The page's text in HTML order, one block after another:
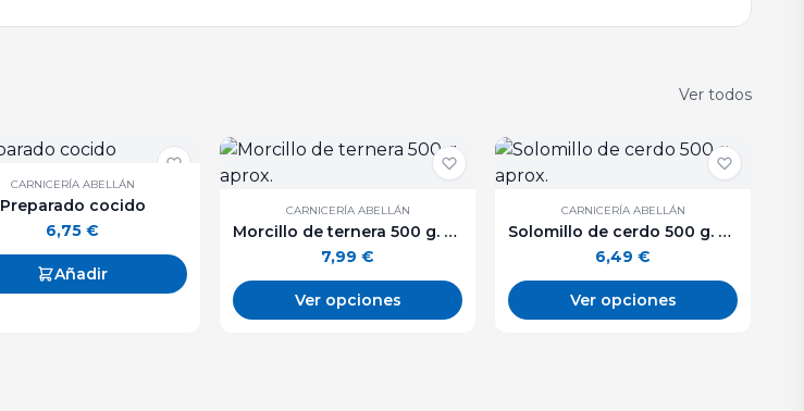
Ver todos
CARNICERÍA ABELLÁN
Preparado cocido
6,75€
Añadir
CARNICERÍA ABELLÁN
Morcillo de ternera 500 g. aprox.
7,99€
Ver opciones
CARNICERÍA ABELLÁN
Solomillo de cerdo 500 g. aprox.
6,49€
Ver opciones